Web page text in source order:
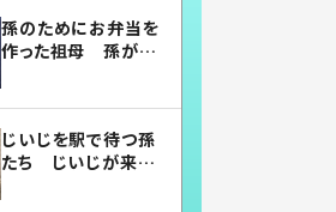
孫のためにお弁当を
作った祖母 孫が絶
じいじを駅で待つ孫
たち じいじが来た